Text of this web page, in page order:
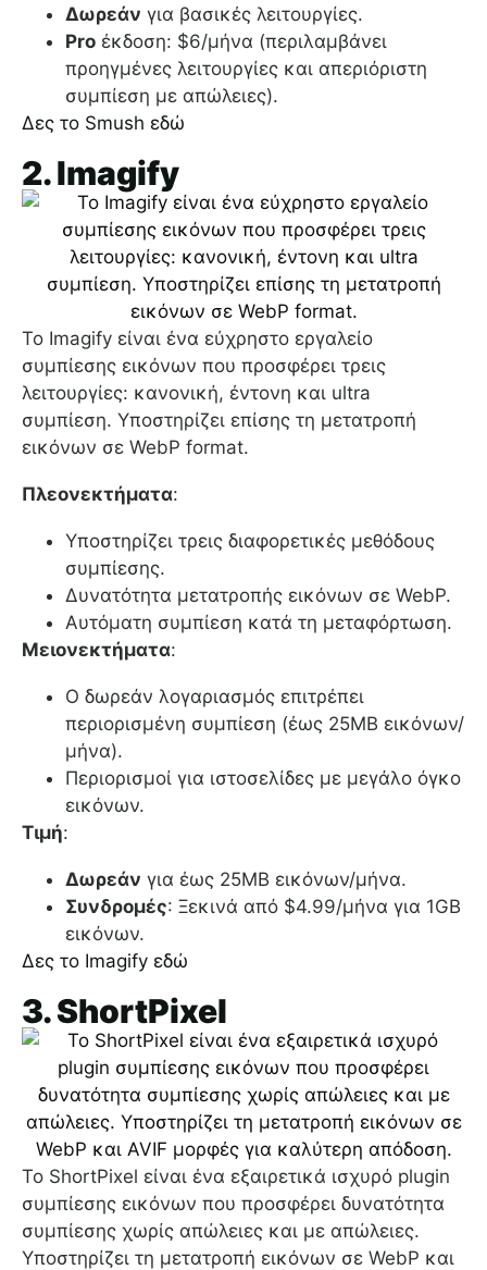
Δωρεάν για βασικές λειτουργίες.
Pro έκδοση: $6/μήνα (περιλαμβάνει
προηγμένες λειτουργίες και απεριόριστη
συμπίεση με απώλειες).
Δες το Smush εδώ
2. Imagify
Το Imagify είναι ένα εύχρηστο εργαλείο
συμπίεσης εικόνων που προσφέρει τρεις
λειτουργίες: κανονική, έντονη και ultra
συμπίεση. Υποστηρίζει επίσης τη μετατροπή
εικόνων σε WebP format.
Πλεονεκτήματα:
Υποστηρίζει τρεις διαφορετικές μεθόδους
συμπίεσης.
Δυνατότητα μετατροπής εικόνων σε WebP.
Αυτόματη συμπίεση κατά τη μεταφόρτωση.
Μειονεκτήματα:
Ο δωρεάν λογαριασμός επιτρέπει
περιορισμένη συμπίεση (έως 25MB εικόνων/
μήνα).
Περιορισμοί για ιστοσελίδες με μεγάλο όγκο
εικόνων.
Τιμή:
Δωρεάν για έως 25MB εικόνων/μήνα.
Συνδρομές: Ξεκινά από $4.99/μήνα για 1GB
εικόνων.
Δες το Imagify εδώ
3. ShortPixel
Το ShortPixel είναι ένα εξαιρετικά ισχυρό plugin
συμπίεσης εικόνων που προσφέρει δυνατότητα
συμπίεσης χωρίς απώλειες και με απώλειες.
Υποστηρίζει τη μετατροπή εικόνων σε WebP και